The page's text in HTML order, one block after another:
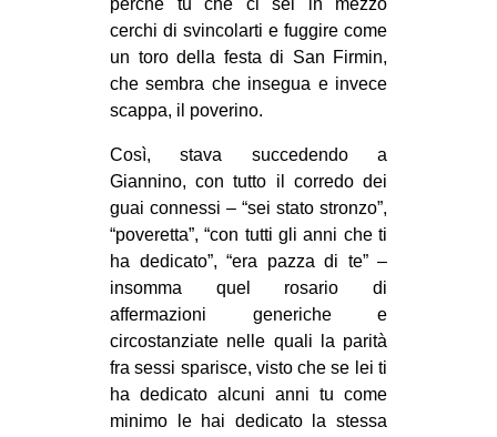
perché tu che ci sei in mezzo
cerchi di svincolarti e fuggire come
un toro della festa di San Firmin,
che sembra che insegua e invece
scappa, il poverino.
Così, stava succedendo a
Giannino, con tutto il corredo dei
guai connessi – “sei stato stronzo”,
“poveretta”, “con tutti gli anni che ti
ha dedicato”, “era pazza di te” –
insomma quel rosario di
affermazioni generiche e
circostanziate nelle quali la parità
fra sessi sparisce, visto che se lei ti
ha dedicato alcuni anni tu come
minimo le hai dedicato la stessa